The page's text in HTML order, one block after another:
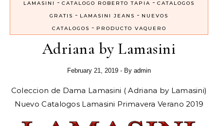
LAMASINI
- CATALOGO ROBERTO TAPIA - CATALOGOS
GRATIS - LAMASINI JEANS - NUEVOS
CATALOGOS - PRODUCTO VAQUERO
Adriana by Lamasini
February 21, 2019 - By admin
Coleccion de Dama Lamasini ( Adriana by Lamasini)
Nuevo Catalogos Lamasini Primavera Verano 2019